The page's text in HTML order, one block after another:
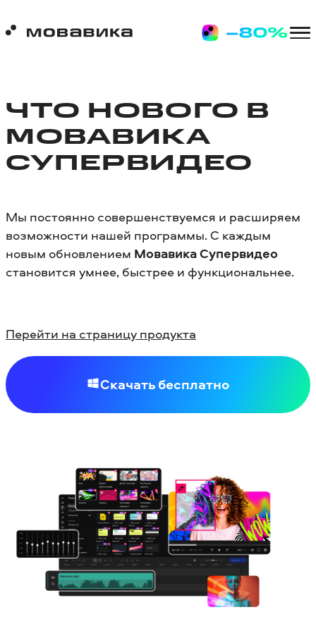
ЧТО НОВОГО В
МОВАВИКА
СУПЕРВИДЕО
Мы постоянно совершенствуемся и расширяем
возможности нашей программы. С каждым
новым обновлением Мовавика Супервидео
становится умнее, быстрее и функциональнее.
Перейти на страницу продукта
Скачать бесплатно